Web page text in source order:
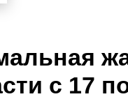
с 17